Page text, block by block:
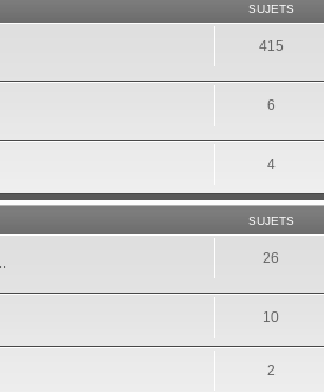
SUJETS
415
6
4
SUJETS
26
10
2